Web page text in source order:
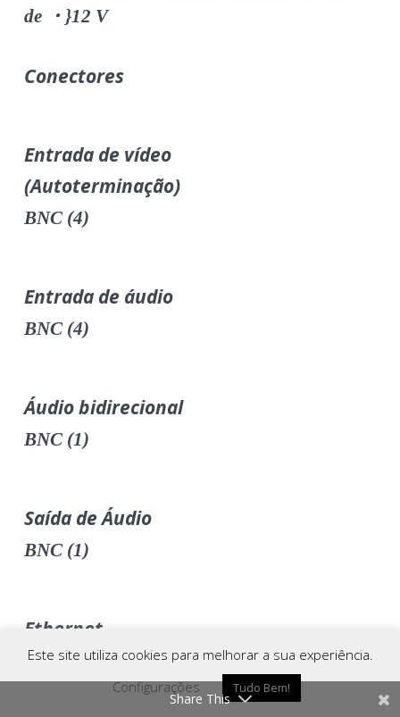
de ・}12 V
Conectores
Entrada de vídeo
(Autoterminação)
BNC (4)
Entrada de áudio
BNC (4)
Áudio bidirecional
BNC (1)
Saída de Áudio
BNC (1)
Ethernet
RJ45S modular jack com 8 pinos protegidos
Ligar Whatsapp
Este site utiliza cookies para melhorar a sua experiência.
Configurações
Tudo Bem!
Share This